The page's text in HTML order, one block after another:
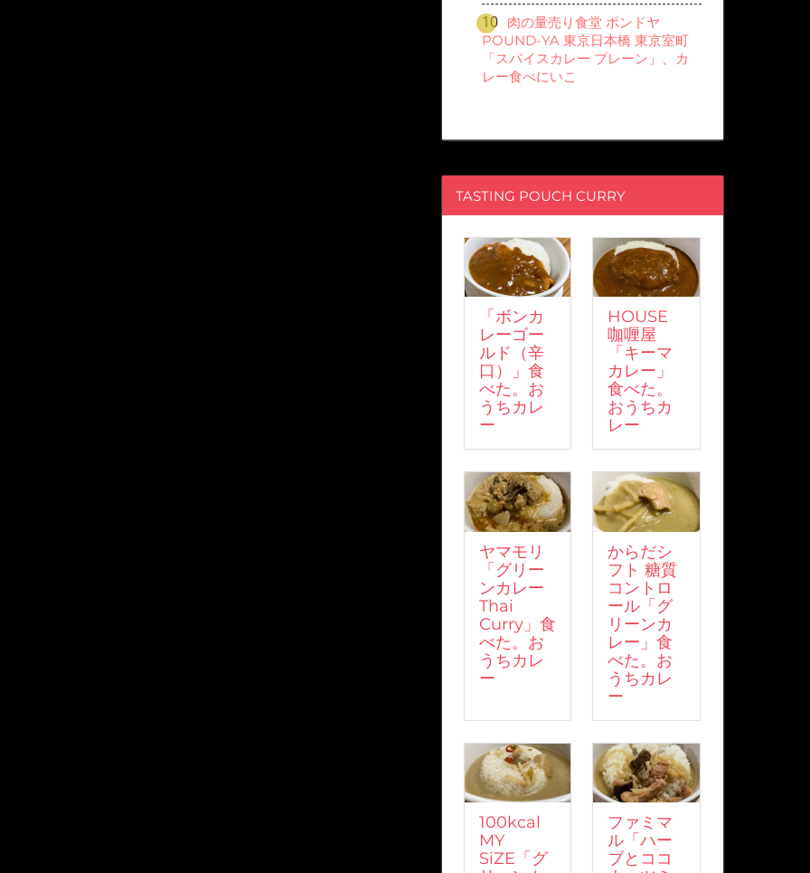
肉の量売り食堂 ポンドヤ
POUND-YA 東京日本橋 東京室町
「スパイスカレー プレーン」、カ
レー食べにいこ
TASTING POUCH CURRY
「ボンカ
レーゴー
ルド（辛
口）」食
べた。お
うちカレ
ー
HOUSE
咖喱屋
「キーマ
カレー」
食べた。
おうちカ
レー
ヤマモリ
「グリー
ンカレー
Thai
Curry」食
べた。お
うちカレ
ー
からだシ
フト 糖質
コントロ
ール「グ
リーンカ
レー」食
べた。お
うちカレ
ー
100kcal
MY
SiZE「グ
ファミマ
ル「ハー
ブとココ